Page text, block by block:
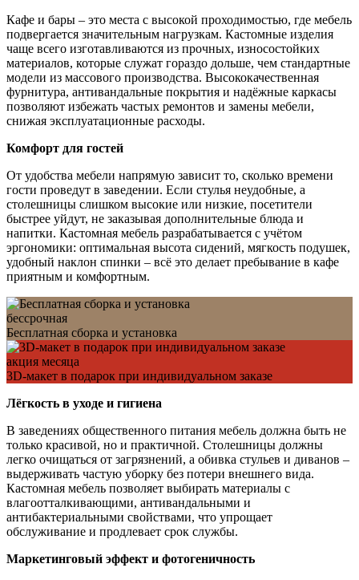
Кафе и бары – это места с высокой проходимостью, где мебель
подвергается значительным нагрузкам. Кастомные изделия
чаще всего изготавливаются из прочных, износостойких
материалов, которые служат гораздо дольше, чем стандартные
модели из массового производства. Высококачественная
фурнитура, антивандальные покрытия и надёжные каркасы
позволяют избежать частых ремонтов и замены мебели,
снижая эксплуатационные расходы.
Комфорт для гостей
От удобства мебели напрямую зависит то, сколько времени
гости проведут в заведении. Если стулья неудобные, а
столешницы слишком высокие или низкие, посетители
быстрее уйдут, не заказывая дополнительные блюда и
напитки. Кастомная мебель разрабатывается с учётом
эргономики: оптимальная высота сидений, мягкость подушек,
удобный наклон спинки – всё это делает пребывание в кафе
приятным и комфортным.
бессрочная
Бесплатная сборка и установка
акция месяца
3D-макет в подарок при индивидуальном заказе
Лёгкость в уходе и гигиена
В заведениях общественного питания мебель должна быть не
только красивой, но и практичной. Столешницы должны
легко очищаться от загрязнений, а обивка стульев и диванов –
выдерживать частую уборку без потери внешнего вида.
Кастомная мебель позволяет выбирать материалы с
влагоотталкивающими, антивандальными и
антибактериальными свойствами, что упрощает
обслуживание и продлевает срок службы.
Маркетинговый эффект и фотогеничность